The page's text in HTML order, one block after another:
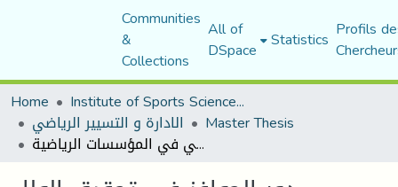
Communities
&
Collections
All of
DSpace Statistics Profils
Home
Institute of Sports Sciences and Techniques
الادارة و التسيير الرياضي Master Thesis
دور الحوافز في تحقيق الولاء التنظيمي في المؤسسات الرياضية